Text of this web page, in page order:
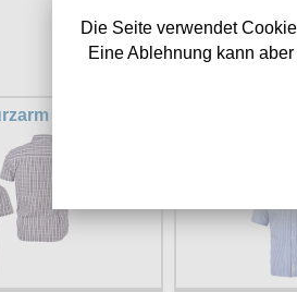
Hemd Vike Thor
Die Seite verwendet
Eine Ablehnung kann